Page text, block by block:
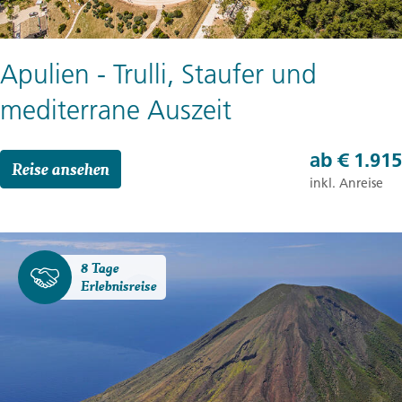
Apulien - Trulli, Staufer und
mediterrane Auszeit
Reise ansehen ab € 1.915
inkl. Anreise
8 Tage
Erlebnisreise